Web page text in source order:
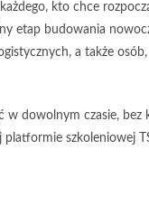
kto chce
etap budowania
a także
dowolnym czasie,
szkoleniowej